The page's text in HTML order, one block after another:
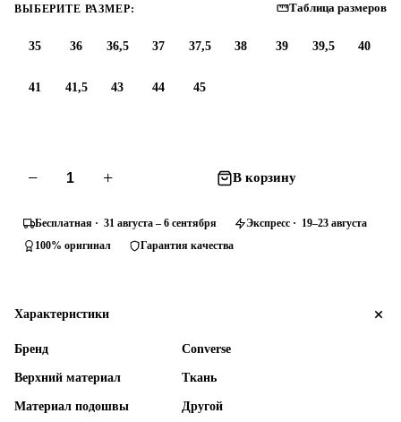
ВЫБЕРИТЕ РАЗМЕР: Таблица размеров
35 36 36,5 37 37,5 38 39 39,5 40
41 41,5 43 44 45
− + В корзину
Бесплатная · 31 августа – 6 сентября
Экспресс · 19–23 августа
100% оригинал
Гарантия качества
Характеристики
Бренд Converse
Верхний материал Ткань
Материал подошвы Другой